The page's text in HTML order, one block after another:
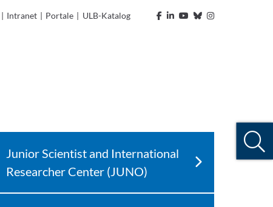
| Intranet | Portale | ULB-Katalog
Junior Scientist and International
Researcher Center (JUNO)